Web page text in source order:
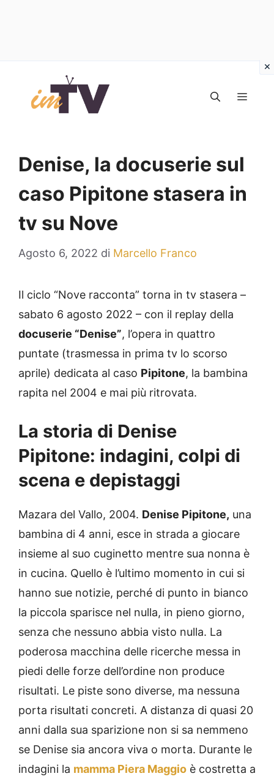
contenuto
Denise, la docuserie sul
caso Pipitone stasera in
tv su Nove
Agosto 6, 2022 di Marcello Franco
Il ciclo “Nove racconta” torna in tv stasera –
sabato 6 agosto 2022 – con il replay della
docuserie “Denise”, l’opera in quattro
puntate (trasmessa in prima tv lo scorso
aprile) dedicata al caso Pipitone, la bambina
rapita nel 2004 e mai più ritrovata.
La storia di Denise
Pipitone: indagini, colpi di
scena e depistaggi
Mazara del Vallo, 2004. Denise Pipitone, una
bambina di 4 anni, esce in strada a giocare
insieme al suo cuginetto mentre sua nonna è
in cucina. Quello è l’ultimo momento in cui si
hanno sue notizie, perché di punto in bianco
la piccola sparisce nel nulla, in pieno giorno,
senza che nessuno abbia visto nulla. La
poderosa macchina delle ricerche messa in
piedi delle forze dell’ordine non produce
risultati. Le piste sono diverse, ma nessuna
porta risultati concreti. A distanza di quasi 20
anni dalla sua sparizione non si sa nemmeno
se Denise sia ancora viva o morta. Durante le
indagini la mamma Piera Maggio è costretta a